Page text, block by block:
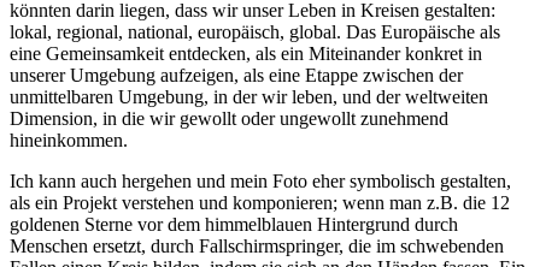
könnten darin liegen, dass wir unser Leben in Kreisen gestalten:
lokal, regional, national, europäisch, global. Das Europäische als
eine Gemeinsamkeit entdecken, als ein Miteinander konkret in
unserer Umgebung aufzeigen, als eine Etappe zwischen der
unmittelbaren Umgebung, in der wir leben, und der weltweiten
Dimension, in die wir gewollt oder ungewollt zunehmend
hineinkommen.
Ich kann auch hergehen und mein Foto eher symbolisch gestalten,
als ein Projekt verstehen und komponieren; wenn man z.B. die 12
goldenen Sterne vor dem himmelblauen Hintergrund durch
Menschen ersetzt, durch Fallschirmspringer, die im schwebenden